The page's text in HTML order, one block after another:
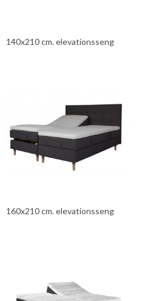
140x210 cm. elevationsseng
160x210 cm. elevationsseng